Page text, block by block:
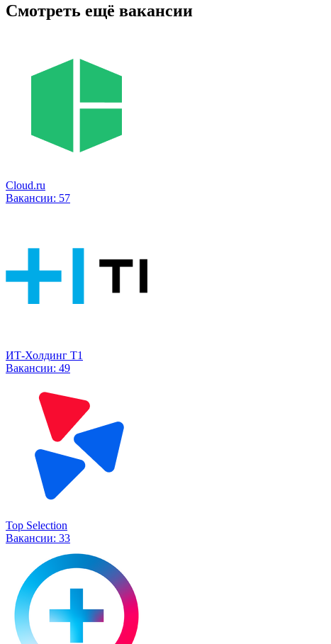
Смотреть ещё вакансии
Cloud.ru
Вакансии: 57
ИТ-Холдинг Т1
Вакансии: 49
Top Selection
Вакансии: 33